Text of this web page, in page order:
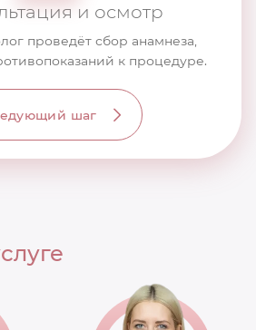
и осмотр
проведёт сбор анамнеза,
к процедуре.
шаг